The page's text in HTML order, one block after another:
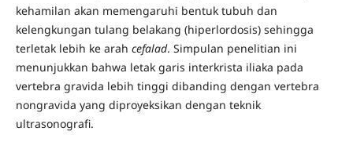
kehamilan akan memengaruhi bentuk tubuh dan
kelengkungan tulang belakang (hiperlordosis) sehingga
terletak lebih ke arah cefalad. Simpulan penelitian ini
menunjukkan bahwa letak garis interkrista iliaka pada
vertebra gravida lebih tinggi dibanding dengan vertebra
nongravida yang diproyeksikan dengan teknik
ultrasonografi.